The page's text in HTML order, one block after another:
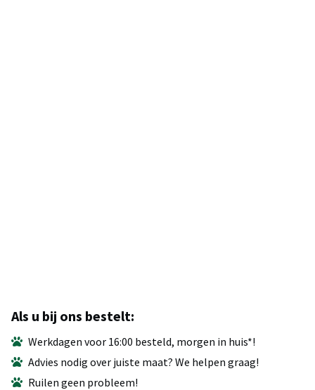
Als u bij ons bestelt:
Werkdagen voor 16:00 besteld, morgen in huis*!
Advies nodig over juiste maat? We helpen graag!
Ruilen geen probleem!